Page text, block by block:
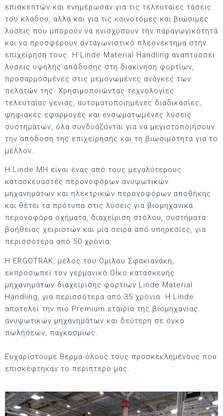
επισκεπτών και ενημέρωσαν για τις τελευταίες τάσεις
του κλάδου, αλλά και για τις καινοτόμες και βιώσιμες
λύσεις που μπορούν να ενισχύσουν την παραγωγικότητά
και να προσφέρουν ανταγωνιστικό πλεονέκτημα στην
επιχείρηση τους. Η Linde Material Handling αναπτύσσει
λύσεις υψηλής απόδοσης στη διακίνηση φορτίων,
προσαρμοσμένες στις μεμονωμένες ανάγκες των
πελατών της. Χρησιμοποιώντας τεχνολογίες
τελευταίας γενιάς, αυτοματοποιημένες διαδικασίες,
ψηφιακές εφαρμογές και ενσωματωμένες λύσεις
συστημάτων, όλα συνδυάζονται για να μεγιστοποιήσουν
την απόδοση της επιχείρησής και τη βιωσιμότητα για το
μέλλον.
Η Linde ΜΗ είναι ένας από τους μεγαλύτερους
κατασκευαστές περονοφόρων ανυψωτικών
μηχανημάτων και ηλεκτρικών περονοφόρων αποθήκης
και θέτει τα πρότυπα στις λύσεις για βιομηχανικά
περονοφόρα οχήματα, διαχείριση στόλου, συστήματα
βοήθειας χειριστών και μία σειρά από υπηρεσίες, για
περισσότερα από 50 χρόνια.
Η ERGOTRAK, μέλος του Ομίλου Σφακιανάκη,
εκπροσωπεί τον γερμανικό Οίκο κατασκευής
μηχανημάτων διαχείρισης φορτίων Linde Material
Handling, για περισσότερα από 35 χρόνια. Η Linde
αποτελεί την πιο Premium εταιρία της βιομηχανίας
ανυψωτικών μηχανημάτων και δεύτερη σε όγκο
πωλήσεων, παγκοσμίως.
Ευχαριστούμε θερμά όλους τους προσκεκλημένους που
επισκέφτηκαν το περίπτερο μας.